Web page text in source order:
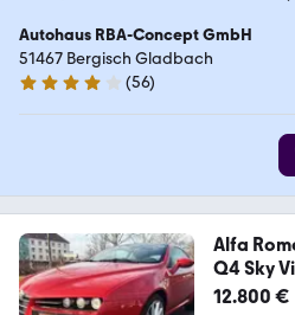
Autohaus RBA-Concept GmbH
51467 Bergisch Gladbach
4.2 Sterne
(56)
Alfa
Q4 Sky
12.800 €